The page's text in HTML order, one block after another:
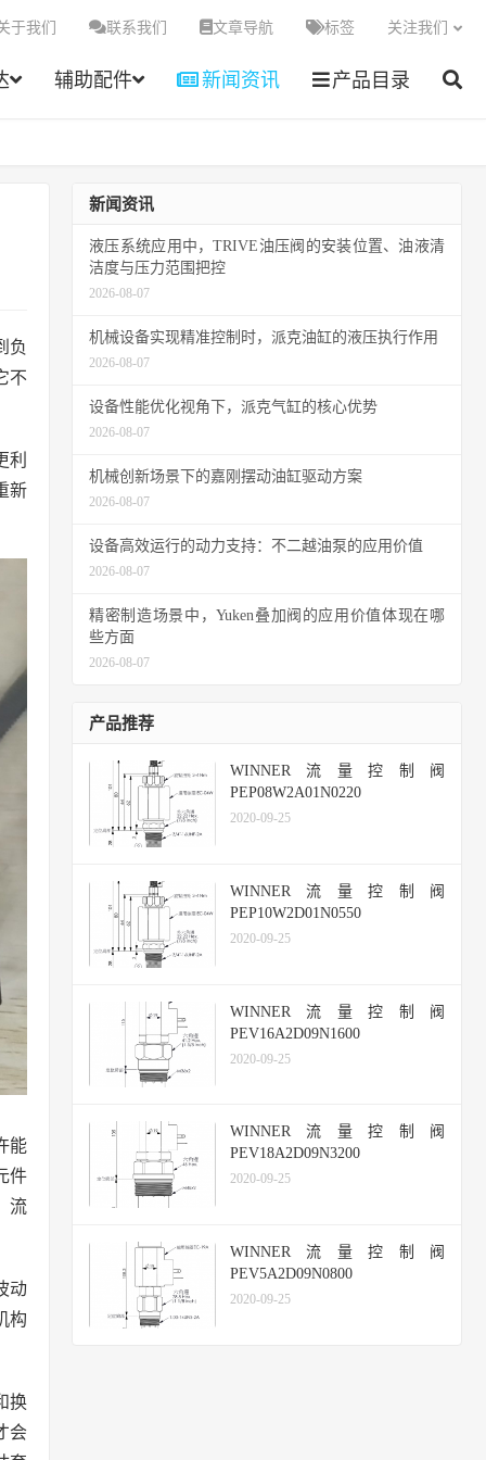
辅助配件 新闻资讯 产品目录
于我们 联系我们 文章导航 标签 关注我们
负
不
利
新
能
件
流
动
构
换
会
新闻资讯
液压系统应用中，TRIVE油压阀的安装位置、油液清
洁度与压力范围把控
2026-08-07
机械设备实现精准控制时，派克油缸的液压执行作用
2026-08-07
设备性能优化视角下，派克气缸的核心优势
2026-08-07
机械创新场景下的嘉刚摆动油缸驱动方案
2026-08-07
设备高效运行的动力支持：不二越油泵的应用价值
2026-08-07
精密制造场景中，Yuken叠加阀的应用价值体现在哪
些方面
2026-08-07
产品推荐
WINNER流量控制阀
PEP08W2A01N0220
2020-09-25
WINNER流量控制阀
PEP10W2D01N0550
2020-09-25
WINNER流量控制阀
PEV16A2D09N1600
2020-09-25
WINNER流量控制阀
PEV18A2D09N3200
2020-09-25
WINNER流量控制阀
PEV5A2D09N0800
2020-09-25